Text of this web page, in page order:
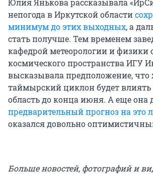
Юлия Янькова рассказывала
непогода в Иркутской области
минимум до этих выходных, а
стать получше. Тем временем
кафедрой метеорологии и физики
космического пространства ИГУ
высказывала предположение, что
таймырский циклон будет
область до конца июня. А еще она
предварительный прогноз на это
оказался довольно
Больше новостей, фотографий и